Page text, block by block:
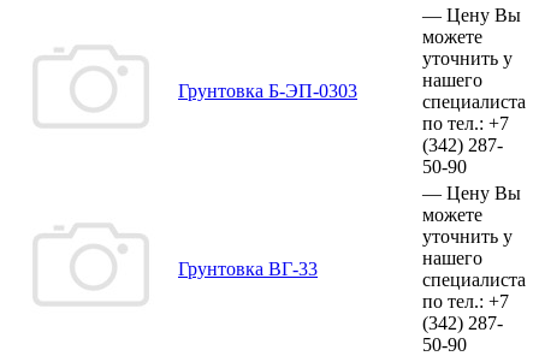
Грунтовка Б-ЭП-0303
— Цену Вы
можете
уточнить у
нашего
специалиста
по тел.: +7
(342) 287-
50-90
Грунтовка ВГ-33
— Цену Вы
можете
уточнить у
нашего
специалиста
по тел.: +7
(342) 287-
50-90